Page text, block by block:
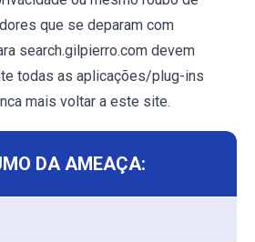
que se deparam com
search.gilpierro.com devem
todas as aplicações/plug-ins
mais voltar a este site.
DA AMEAÇA: